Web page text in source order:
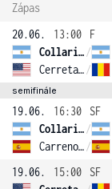
Zápas
20.06.
13:00
F
Collarini /
Cerretani /
semifinále
19.06. 16:30
SF
Collarini /
Carreno-Busta /
19.06.
15:00
SF